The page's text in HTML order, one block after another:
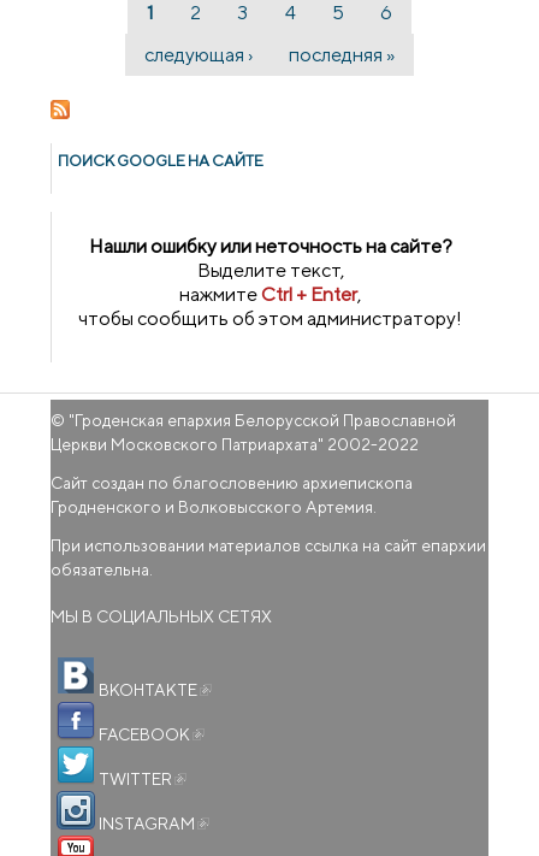
Страницы
1 2 3 4 5
6
следующая ›
последняя »
ПОИСК GOОGLE НА САЙТЕ
Нашли ошибку или неточность на сайте?
Выделите текст,
нажмитеCtrl + Enter,
чтобы сообщить об этом администратору!
© "Гроденская епархия Белорусской Православной
Церкви Московского Патриархата" 2002-2022
Сайт создан по благословению архиепископа
Гродненского и Волковысского Артемия.
При использовании материалов ссылка на сайт епархии
обязательна.
МЫ В СОЦИАЛЬНЫХ СЕТЯХ
ВКОНТАКТЕ
FACEBOOK
TWITTER
INSTAGRAM